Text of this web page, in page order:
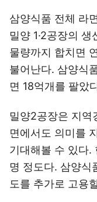
삼양식품 전체 라
밀양 1·2공장의
물량까지 합치면
불어난다. 삼양식
면 18억개를 팔았
밀양2공장은 지역
면에서도 의미를
기대해볼 수 있다.
명 정도다. 삼양식
도를 추가로 고용